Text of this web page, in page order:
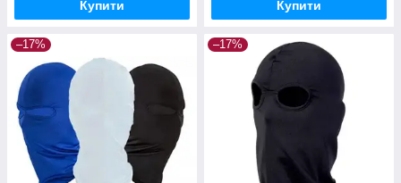
Купити Купити
–17% –17%